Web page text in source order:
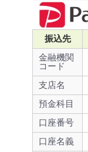
振込先
金融機関
コード
支店名
預金科目
口座番号
口座名義